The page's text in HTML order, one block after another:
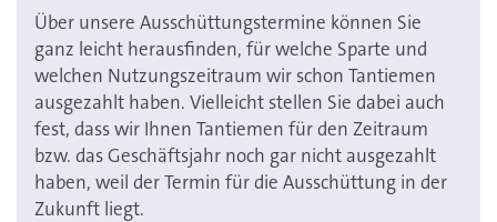
Über unsere Ausschüttungstermine können Sie
ganz leicht herausfinden, für welche Sparte und
welchen Nutzungszeitraum wir schon Tantiemen
ausgezahlt haben. Vielleicht stellen Sie dabei auch
fest, dass wir Ihnen Tantiemen für den Zeitraum
bzw. das Geschäftsjahr noch gar nicht ausgezahlt
haben, weil der Termin für die Ausschüttung in der
Zukunft liegt.